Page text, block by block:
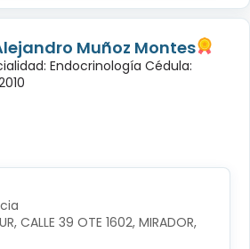
Muñoz Montes
Endocrinología Cédula:
CALLE 39 OTE 1602, MIRADOR,